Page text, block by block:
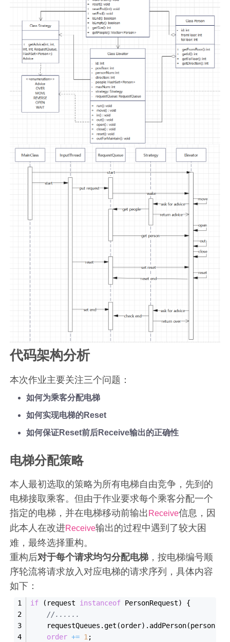
代码架构分析
本次作业主要关注三个问题：
如何为乘客分配电梯
如何实现电梯的Reset
如何保证Reset前后Receive输出的正确性
电梯分配策略
本人最初选取的策略为所有电梯自由竞争，先到的
电梯接取乘客。但由于作业要求每个乘客分配一个
指定的电梯，并在电梯移动前输出 Receive信息，因
此本人在改进Receive输出的过程中遇到了较大困
难，最终选择重构。
重构后对于每个请求均匀分配电梯 ，按电梯编号顺
序轮流将请求放入对应电梯的请求序列，具体内容
如下：
if (request instanceof PersonRequest) {
//......
requestQueues.get(order).addPerson(person,
order += 1;